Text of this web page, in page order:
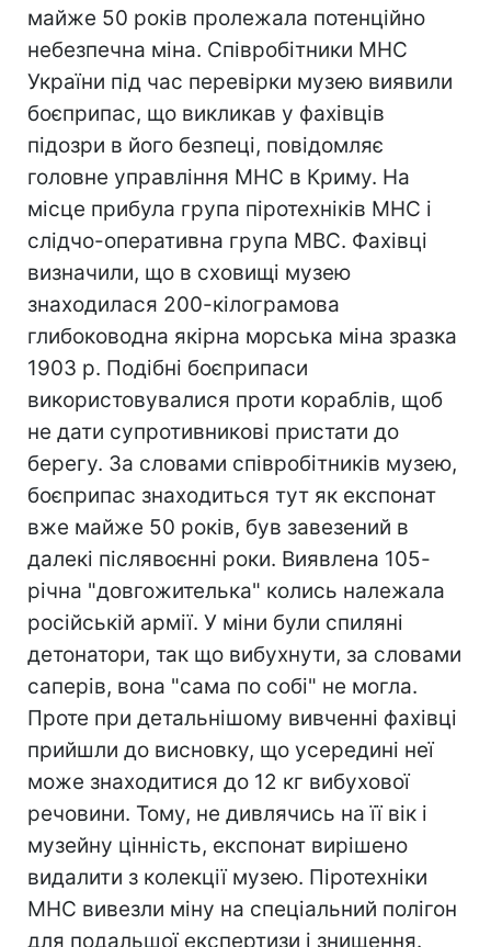
майже 50 років пролежала потенційно
небезпечна міна. Співробітники МНС
України під час перевірки музею виявили
боєприпас, що викликав у фахівців
підозри в його безпеці, повідомляє
головне управління МНС в Криму. На
місце прибула група піротехніків МНС і
слідчо-оперативна група МВС. Фахівці
визначили, що в сховищі музею
знаходилася 200-кілограмова
глибоководна якірна морська міна зразка
1903 р. Подібні боєприпаси
використовувалися проти кораблів, щоб
не дати супротивникові пристати до
берегу. За словами співробітників музею,
боєприпас знаходиться тут як експонат
вже майже 50 років, був завезений в
далекі післявоєнні роки. Виявлена 105-
річна "довгожителька" колись належала
російській армії. У міни були спиляні
детонатори, так що вибухнути, за словами
саперів, вона "сама по собі" не могла.
Проте при детальнішому вивченні фахівці
прийшли до висновку, що усередині неї
може знаходитися до 12 кг вибухової
речовини. Тому, не дивлячись на її вік і
музейну цінність, експонат вирішено
видалити з колекції музею. Піротехніки
МНС вивезли міну на спеціальний полігон
для подальшої експертизи і знищення.